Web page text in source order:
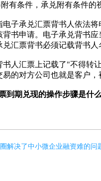
条件，承兑附有条件的
承兑汇票背书人依法将
书申请。电子承兑背书
汇票背书必须记载背书
汇票上记载了"不得转让
的对方公司也就是客户
到期兑现的操作步骤是什么
解决了中小微企业融资难的问